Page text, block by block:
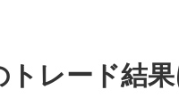
レード結果